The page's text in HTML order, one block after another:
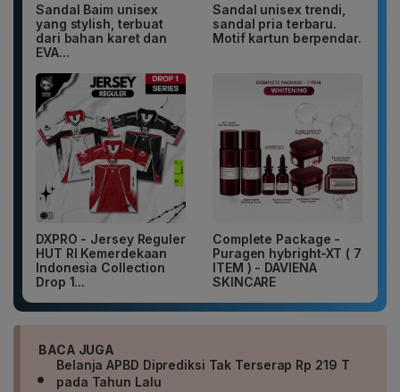
Sandal Baim unisex
yang stylish, terbuat
dari bahan karet dan
EVA...
Sandal unisex trendi,
sandal pria terbaru.
Motif kartun berpendar.
DXPRO - Jersey Reguler
HUT RI Kemerdekaan
Indonesia Collection
Drop 1...
Complete Package -
Puragen hybright-XT ( 7
ITEM ) - DAVIENA
SKINCARE
BACA JUGA
Belanja APBD Diprediksi Tak Terserap Rp 219 T
pada Tahun Lalu